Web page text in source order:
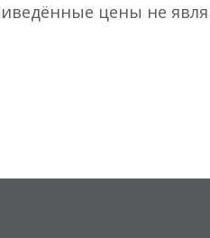
цены не